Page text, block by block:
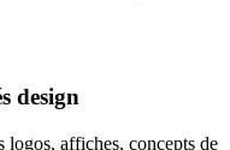
design
logos, affiches, concepts de